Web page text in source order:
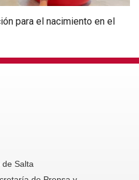
para el nacimiento en el
Salta